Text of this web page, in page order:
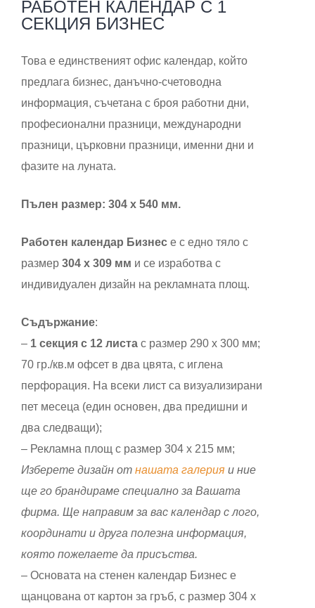
РАБОТЕН КАЛЕНДАР С 1
СЕКЦИЯ БИЗНЕС
Това е единственият офис календар, който
предлага бизнес, данъчно-счетоводна
информация, съчетана с броя работни дни,
професионални празници, международни
празници, църковни празници, именни дни и
фазите на луната.
Пълен размер: 304 х 540 мм.
Работен календар Бизнес е с едно тяло с
размер 304 х 309 мм и се изработва с
индивидуален дизайн на рекламната площ.
Съдържание:
– 1 секция с 12 листа с размер 290 х 300 мм;
70 гр./кв.м офсет в два цвята, с иглена
перфорация. На всеки лист са визуализирани
пет месеца (един основен, два предишни и
два следващи);
– Рекламна площ с размер 304 х 215 мм;
Изберете дизайн от нашата галерия и ние
ще го брандираме специално за Вашата
фирма. Ще направим за вас календар с лого,
координати и друга полезна информация,
която пожелаете да присъства.
– Основата на стенен календар Бизнес е
щанцована от картон за гръб, с размер 304 x